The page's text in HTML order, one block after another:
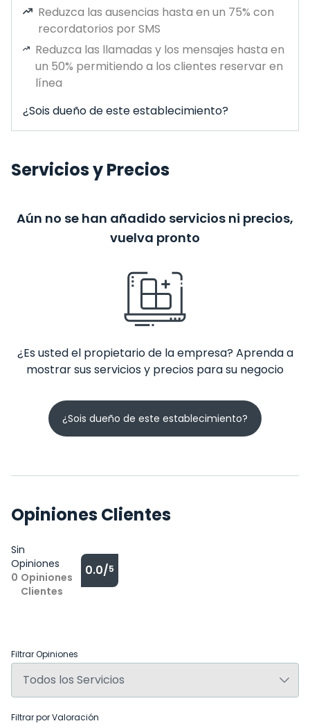
Reduzca las ausencias hasta en un 75% con
recordatorios por SMS
Reduzca las llamadas y los mensajes hasta en
un 50% permitiendo a los clientes reservar en
línea
¿Sois dueño de este establecimiento?
Servicios y Precios
Aún no se han añadido servicios ni precios,
vuelva pronto
¿Es usted el propietario de la empresa? Aprenda a
mostrar sus servicios y precios para su negocio
¿Sois dueño de este establecimiento?
Opiniones Clientes
Sin
Opiniones
0 Opiniones
Clientes
0.0/5
Filtrar Opiniones
Filtrar por Valoración